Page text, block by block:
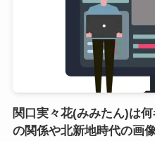
関口実々花(みみたん)は
の関係や北新地時代の画